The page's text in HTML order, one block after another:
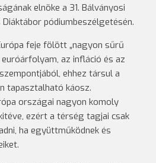
elnöke a 31. Bálványosi
pódiumbeszélgetésén.
feje fölött „nagyon sűrű
az infláció és az
ehhez társul a
tapasztalható káosz.
országai nagyon komoly
ezért a térség tagjai csak
ha együttműködnek és